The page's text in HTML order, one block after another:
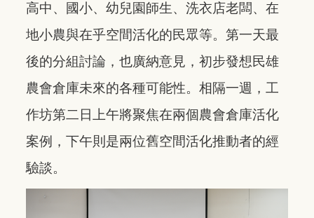
高中、國小、幼兒園師生、洗衣店老闆、在
地小農與在乎空間活化的民眾等。第一天最
後的分組討論，也廣納意見，初步發想民雄
農會倉庫未來的各種可能性。相隔一週，工
作坊第二日上午將聚焦在兩個農會倉庫活化
案例，下午則是兩位舊空間活化推動者的經
驗談。